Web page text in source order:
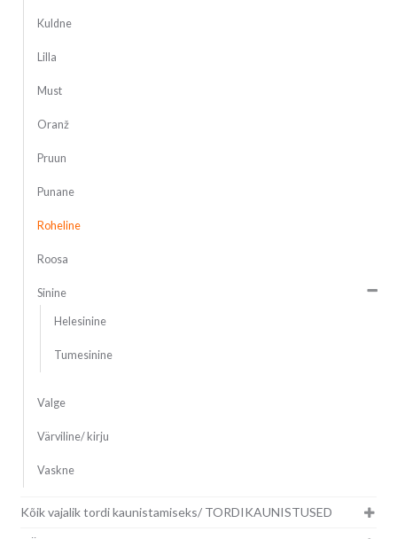
Kuldne
Lilla
Must
Oranž
Pruun
Punane
Roheline
Roosa
Sinine
Helesinine
Tumesinine
Valge
Värviline/ kirju
Vaskne
Kõik vajalik tordi kaunistamiseks/ TORDIKAUNISTUSED